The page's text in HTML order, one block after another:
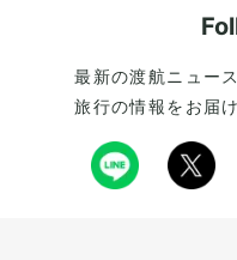
最新の渡航ニュー
旅行の情報をお届